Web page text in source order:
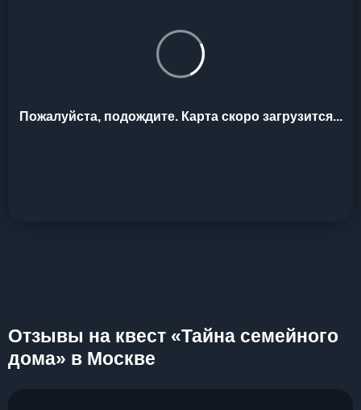
Пожалуйста, подождите. Карта скоро загрузится...
Отзывы на квест «Тайна семейного
дома» в Москве